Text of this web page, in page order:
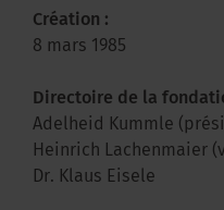
Création :
8 mars 1985
Directoire de la
Adelheid Kummle
Heinrich Lachenmaier
Dr. Klaus Eisele